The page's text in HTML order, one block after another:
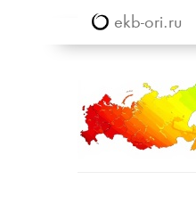
ekb-ori.ru